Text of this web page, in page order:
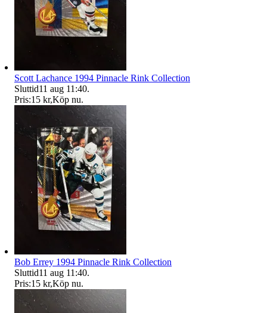
Scott Lachance 1994 Pinnacle Rink Collection
Sluttid11 aug 11:40.
Pris:15 kr,Köp nu.
Bob Errey 1994 Pinnacle Rink Collection
Sluttid11 aug 11:40.
Pris:15 kr,Köp nu.